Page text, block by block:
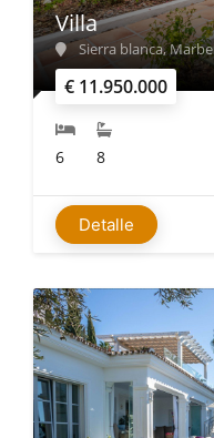
€ 11.950.000
Villa
Sierra blanca,
6 8
Detalle